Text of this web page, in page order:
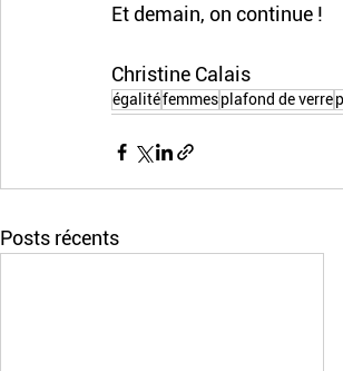
Et demain, on continue !
Christine Calais
égalitéfemmesplafond de verre
Posts récents